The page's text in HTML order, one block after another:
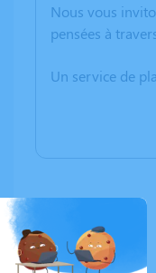
Nous vous
pensées à
Un service de